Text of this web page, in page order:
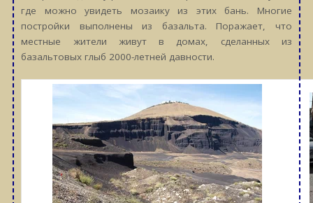
где можно увидеть мозаику из этих бань. Многие
постройки выполнены из базальта. Поражает, что
местные жители живут в домах, сделанных из
базальтовых глыб 2000-летней давности.